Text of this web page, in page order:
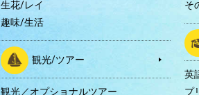
生花/レイ
趣味/生活
観光/ツアー
観光／オプショナルツアー
そ
英
プ